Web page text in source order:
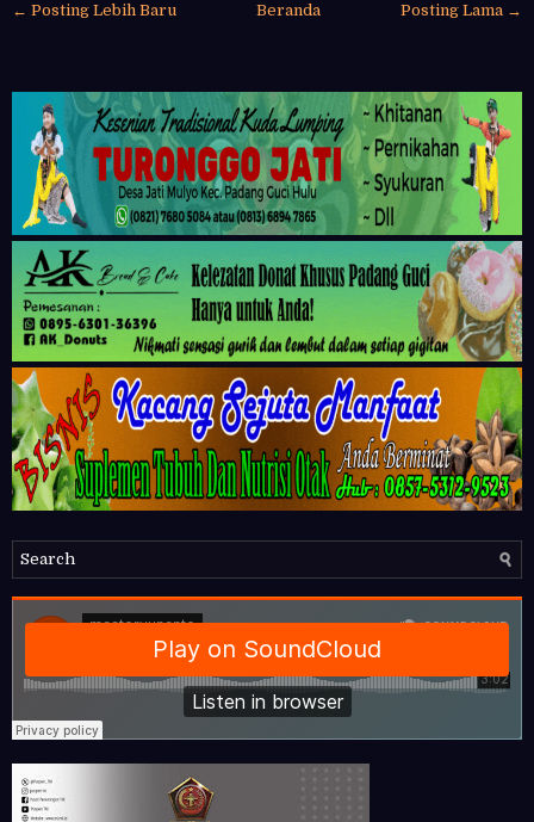
← Posting Lebih Baru Posting Lama →
Beranda